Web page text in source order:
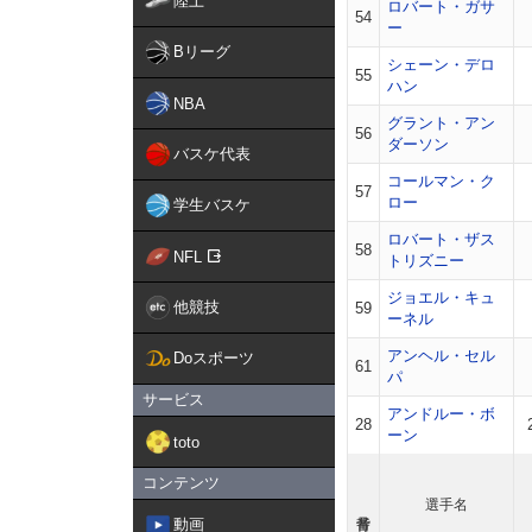
Bリーグ
NBA
バスケ代表
学生バスケ
NFL
他競技
Doスポーツ
サービス
toto
コンテンツ
動画
54
ロバート・ガサ
ー
55
シェーン・デロ
ハン
56
グラント・アン
ダーソン
57
コールマン・ク
ロー
58
ロバート・ザス
トリズニー
59
ジョエル・キュ
ーネル
61
アンヘル・セル
パ
28
アンドルー・ボ
ーン
選手名